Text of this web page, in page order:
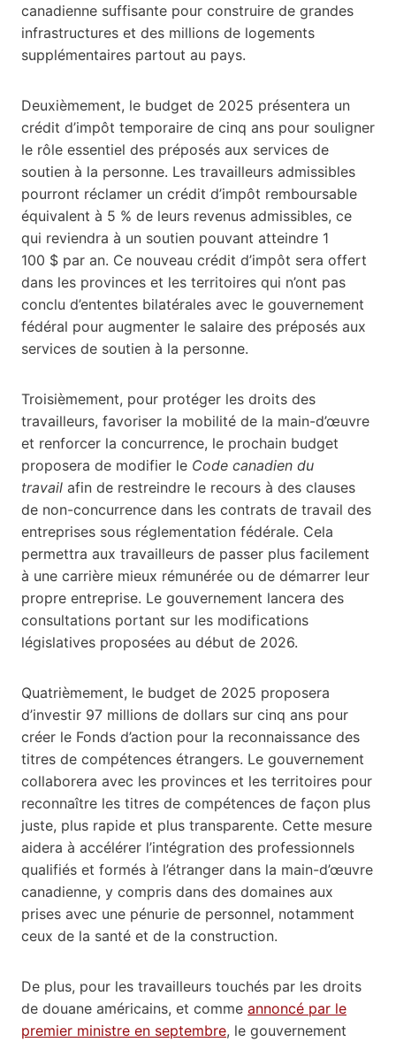
canadienne suffisante pour construire de grandes
infrastructures et des millions de logements
supplémentaires partout au pays.
Deuxièmement, le budget de 2025 présentera un
crédit d’impôt temporaire de cinq ans pour souligner
le rôle essentiel des préposés aux services de
soutien à la personne. Les travailleurs admissibles
pourront réclamer un crédit d’impôt remboursable
équivalent à 5 % de leurs revenus admissibles, ce
qui reviendra à un soutien pouvant atteindre 1
100 $ par an. Ce nouveau crédit d’impôt sera offert
dans les provinces et les territoires qui n’ont pas
conclu d’ententes bilatérales avec le gouvernement
fédéral pour augmenter le salaire des préposés aux
services de soutien à la personne.
Troisièmement, pour protéger les droits des
travailleurs, favoriser la mobilité de la main-d’œuvre
et renforcer la concurrence, le prochain budget
proposera de modifier le Code canadien du
travail afin de restreindre le recours à des clauses
de non-concurrence dans les contrats de travail des
entreprises sous réglementation fédérale. Cela
permettra aux travailleurs de passer plus facilement
à une carrière mieux rémunérée ou de démarrer leur
propre entreprise. Le gouvernement lancera des
consultations portant sur les modifications
législatives proposées au début de 2026.
Quatrièmement, le budget de 2025 proposera
d’investir 97 millions de dollars sur cinq ans pour
créer le Fonds d’action pour la reconnaissance des
titres de compétences étrangers. Le gouvernement
collaborera avec les provinces et les territoires pour
reconnaître les titres de compétences de façon plus
juste, plus rapide et plus transparente. Cette mesure
aidera à accélérer l’intégration des professionnels
qualifiés et formés à l’étranger dans la main-d’œuvre
canadienne, y compris dans des domaines aux
prises avec une pénurie de personnel, notamment
ceux de la santé et de la construction.
De plus, pour les travailleurs touchés par les droits
de douane américains, et comme annoncé par le
premier ministre en septembre, le gouvernement